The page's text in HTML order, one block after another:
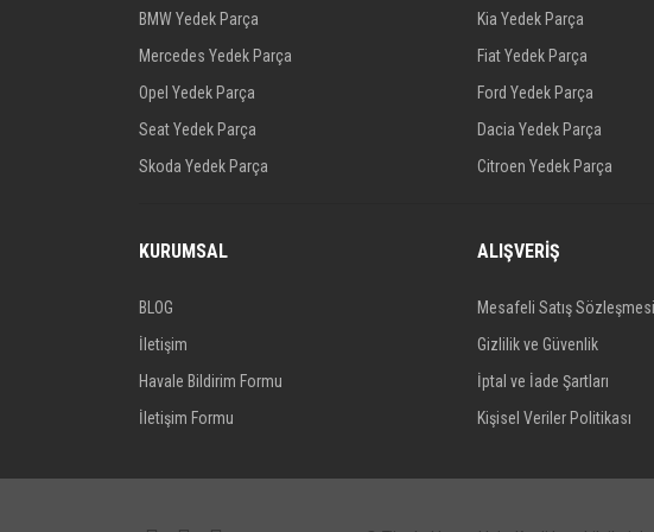
BMW Yedek Parça
Mercedes Yedek Parça
Opel Yedek Parça
Seat Yedek Parça
Skoda Yedek Parça
Kia Yedek Parça
Fiat Yedek Parça
Ford Yedek Parça
Dacia Yedek Parça
Citroen Yedek Parça
KURUMSAL
BLOG
İletişim
Havale Bildirim Formu
İletişim Formu
ALIŞVERİŞ
Mesafeli Satış Sözleşmesi
Gizlilik ve Güvenlik
İptal ve İade Şartları
Kişisel Veriler Politikası